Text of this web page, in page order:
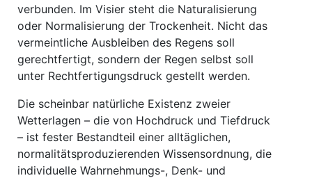
verbunden. Im Visier steht die Naturalisierung
oder Normalisierung der Trockenheit. Nicht das
vermeintliche Ausbleiben des Regens soll
gerechtfertigt, sondern der Regen selbst soll
unter Rechtfertigungsdruck gestellt werden.
Die scheinbar natürliche Existenz zweier
Wetterlagen – die von Hochdruck und Tiefdruck
– ist fester Bestandteil einer alltäglichen,
normalitätsproduzierenden Wissensordnung, die
individuelle Wahrnehmungs-, Denk- und